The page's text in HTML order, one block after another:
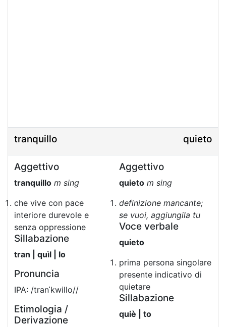
tranquillo quieto
Aggettivo
tranquillo m sing
che vive con pace
interiore durevole e
senza oppressione
Sillabazione
tran | quìl | lo
Pronuncia
IPA: /tranˈkwillo//
Etimologia /
Derivazione
Aggettivo
quieto m sing
definizione mancante;
se vuoi, aggiungila tu
Voce verbale
quieto
prima persona singolare
presente indicativo di
quietare
Sillabazione
quiè | to